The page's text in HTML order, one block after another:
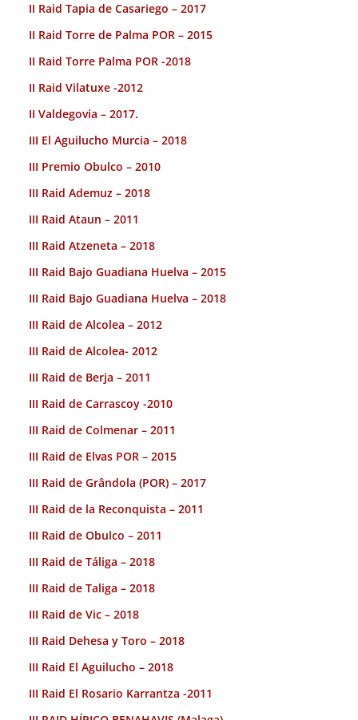
II Raid Tapia de Casariego – 2017
II Raid Torre de Palma POR – 2015
II Raid Torre Palma POR -2018
II Raid Vilatuxe -2012
II Valdegovia – 2017.
III El Aguilucho Murcia – 2018
III Premio Obulco – 2010
III Raid Ademuz – 2018
III Raid Ataun – 2011
III Raid Atzeneta – 2018
III Raid Bajo Guadiana Huelva – 2015
III Raid Bajo Guadiana Huelva – 2018
III Raid de Alcolea – 2012
III Raid de Alcolea- 2012
III Raid de Berja – 2011
III Raid de Carrascoy -2010
III Raid de Colmenar – 2011
III Raid de Elvas POR – 2015
III Raid de Grândola (POR) – 2017
III Raid de la Reconquista – 2011
III Raid de Obulco – 2011
III Raid de Táliga – 2018
III Raid de Taliga – 2018
III Raid de Vic – 2018
III Raid Dehesa y Toro – 2018
III Raid El Aguilucho – 2018
III Raid El Rosario Karrantza -2011